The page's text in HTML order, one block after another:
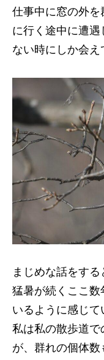
仕事中に窓の外
に行く途中に遭
ない時にしか会
まじめな話をする
猛暑が続くここ数
いるように感じて
私は私の散歩道
が、群れの個体